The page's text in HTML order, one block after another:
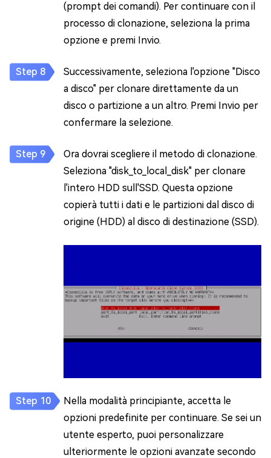
(prompt dei comandi). Per continuare con il
processo di clonazione, seleziona la prima
opzione e premi Invio.
Successivamente, seleziona l'opzione "Disco
a disco" per clonare direttamente da un
disco o partizione a un altro. Premi Invio per
confermare la selezione.
Ora dovrai scegliere il metodo di clonazione.
Seleziona "disk_to_local_disk" per clonare
l'intero HDD sull'SSD. Questa opzione
copierà tutti i dati e le partizioni dal disco di
origine (HDD) al disco di destinazione (SSD).
Nella modalità principiante, accetta le
opzioni predefinite per continuare. Se sei un
utente esperto, puoi personalizzare
ulteriormente le opzioni avanzate secondo